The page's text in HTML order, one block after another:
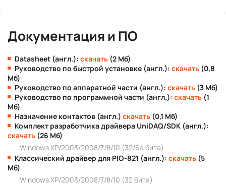
Документация и ПО
Datasheet (англ.): скачать (2 Мб)
Руководство по быстрой установке (англ.): скачать (0,8
Мб)
Руководство по аппаратной части (англ.): скачать (3 Мб)
Руководство по программной части (англ.): скачать (1
Мб)
Назначение контактов (англ.) скачать (0,1 Мб)
Комплект разработчика драйвера UniDAQ/SDK (англ.):
скачать (26 Мб)
Windows XP/2003/2008/7/8/10 (32/64 бита)
Классический драйвер для PIO-821 (англ.): скачать (5
Мб)
Windows XP/2003/2008/7/8/10 (32 бита)